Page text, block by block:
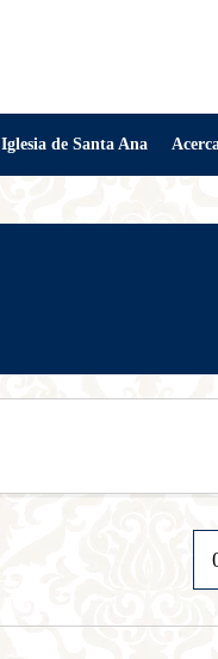
Iglesia de Santa Ana